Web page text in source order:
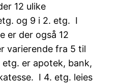
12 ulike
og 9 i 2. etg. I
er der også 12
varierende fra 5 til
etg. er apotek, bank,
I 4. etg. leies